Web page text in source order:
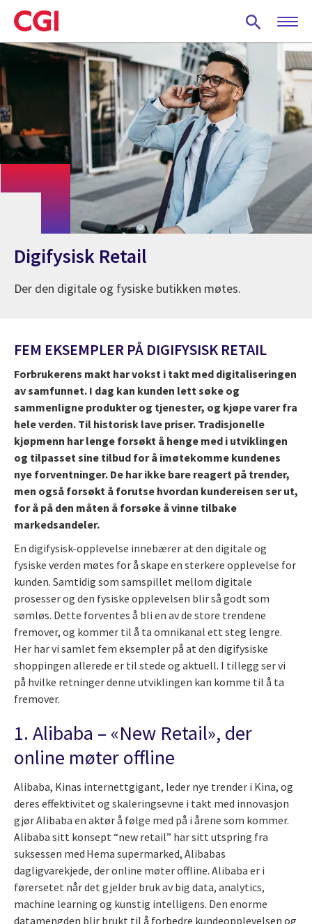
Skip
to
main
content
Digifysisk Retail
Der den digitale og fysiske butikken møtes.
FEM EKSEMPLER PÅ DIGIFYSISK RETAIL
Forbrukerens makt har vokst i takt med digitaliseringen
av samfunnet. I dag kan kunden lett søke og
sammenligne produkter og tjenester, og kjøpe varer fra
hele verden. Til historisk lave priser. Tradisjonelle
kjøpmenn har lenge forsøkt å henge med i utviklingen
og tilpasset sine tilbud for å imøtekomme kundenes
nye forventninger. De har ikke bare reagert på trender,
men også forsøkt å forutse hvordan kundereisen ser ut,
for å på den måten å forsøke å vinne tilbake
markedsandeler.
En digifysisk-opplevelse innebærer at den digitale og
fysiske verden møtes for å skape en sterkere opplevelse for
kunden. Samtidig som samspillet mellom digitale
prosesser og den fysiske opplevelsen blir så godt som
sømløs. Dette forventes å bli en av de store trendene
fremover, og kommer til å ta omnikanal ett steg lengre.
Her har vi samlet fem eksempler på at den digifysiske
shoppingen allerede er til stede og aktuell. I tillegg ser vi
på hvilke retninger denne utviklingen kan komme til å ta
fremover.
1. Alibaba – «New Retail», der
online møter offline
Alibaba, Kinas internettgigant, leder nye trender i Kina, og
deres effektivitet og skaleringsevne i takt med innovasjon
gjør Alibaba en aktør å følge med på i årene som kommer.
Alibaba sitt konsept “new retail” har sitt utspring fra
suksessen med Hema supermarked, Alibabas
dagligvarekjede, der online møter offline. Alibaba er i
førersetet når det gjelder bruk av big data, analytics,
machine learning og kunstig intelligens. Den enorme
datamengden blir brukt til å forbedre kundeopplevelsen og